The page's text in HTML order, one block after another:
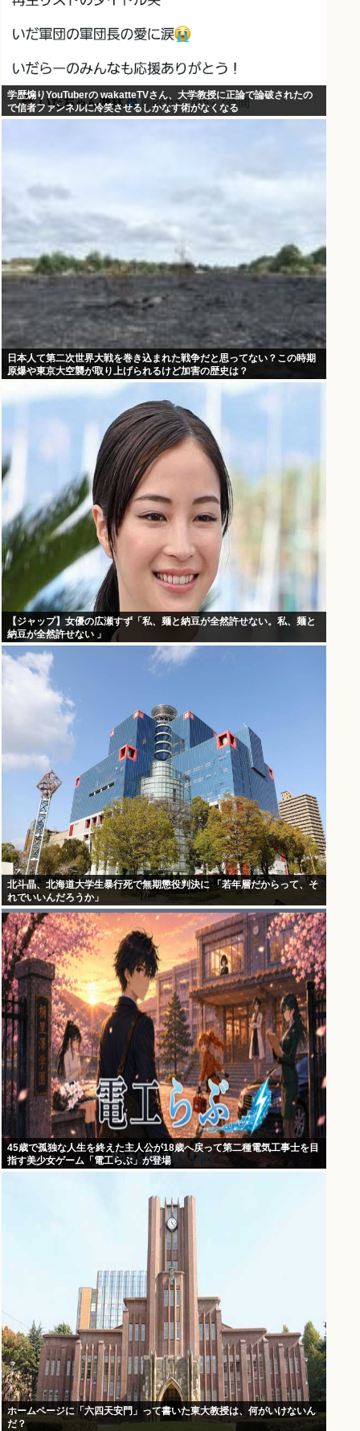
学歴煽りYouTuberの wakatteTVさん、大学教授に正論で論破されたの
で信者ファンネルに冷笑させるしかなす術がなくなる
日本人て第二次世界大戦を巻き込まれた戦争だと思ってない？この時期
原爆や東京大空襲が取り上げられるけど加害の歴史は？
【ジャップ】女優の広瀬すず「私、麺と納豆が全然許せない。私、麺と
納豆が全然許せない 」
北斗晶、北海道大学生暴行死で無期懲役判決に 「若年層だからって、そ
れでいいんだろうか」
45歳で孤独な人生を終えた主人公が18歳へ戻って第二種電気工事士を目
指す美少女ゲーム「電工らぶ」が登場
ホームページに「六四天安門」って書いた東大教授は、何がいけないん
だ？